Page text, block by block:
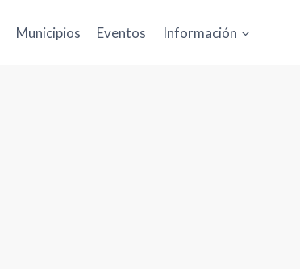
Municipios Eventos Información